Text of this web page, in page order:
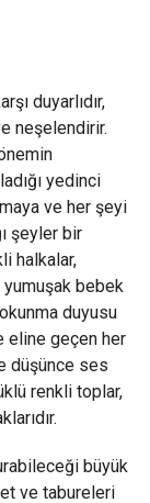
duyarlıdır,
neşelendirir.
yedinci
ve her şeyi
şeyler bir
halkalar,
bebek
duyusu
eline geçen her
düşünce ses
renkli toplar,
büyük
ve tabureleri